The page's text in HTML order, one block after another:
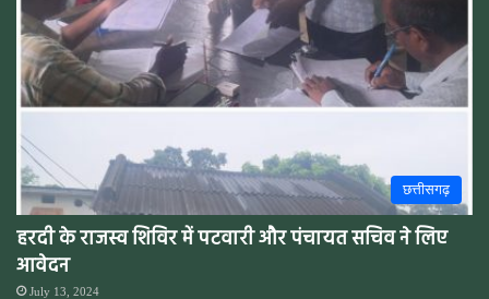
छत्तीसगढ़
हरदी के राजस्व शिविर में पटवारी और पंचायत सचिव ने लिए
आवेदन
July 13, 2024